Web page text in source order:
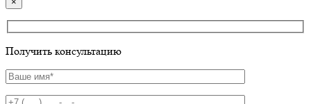
Получить консультацию